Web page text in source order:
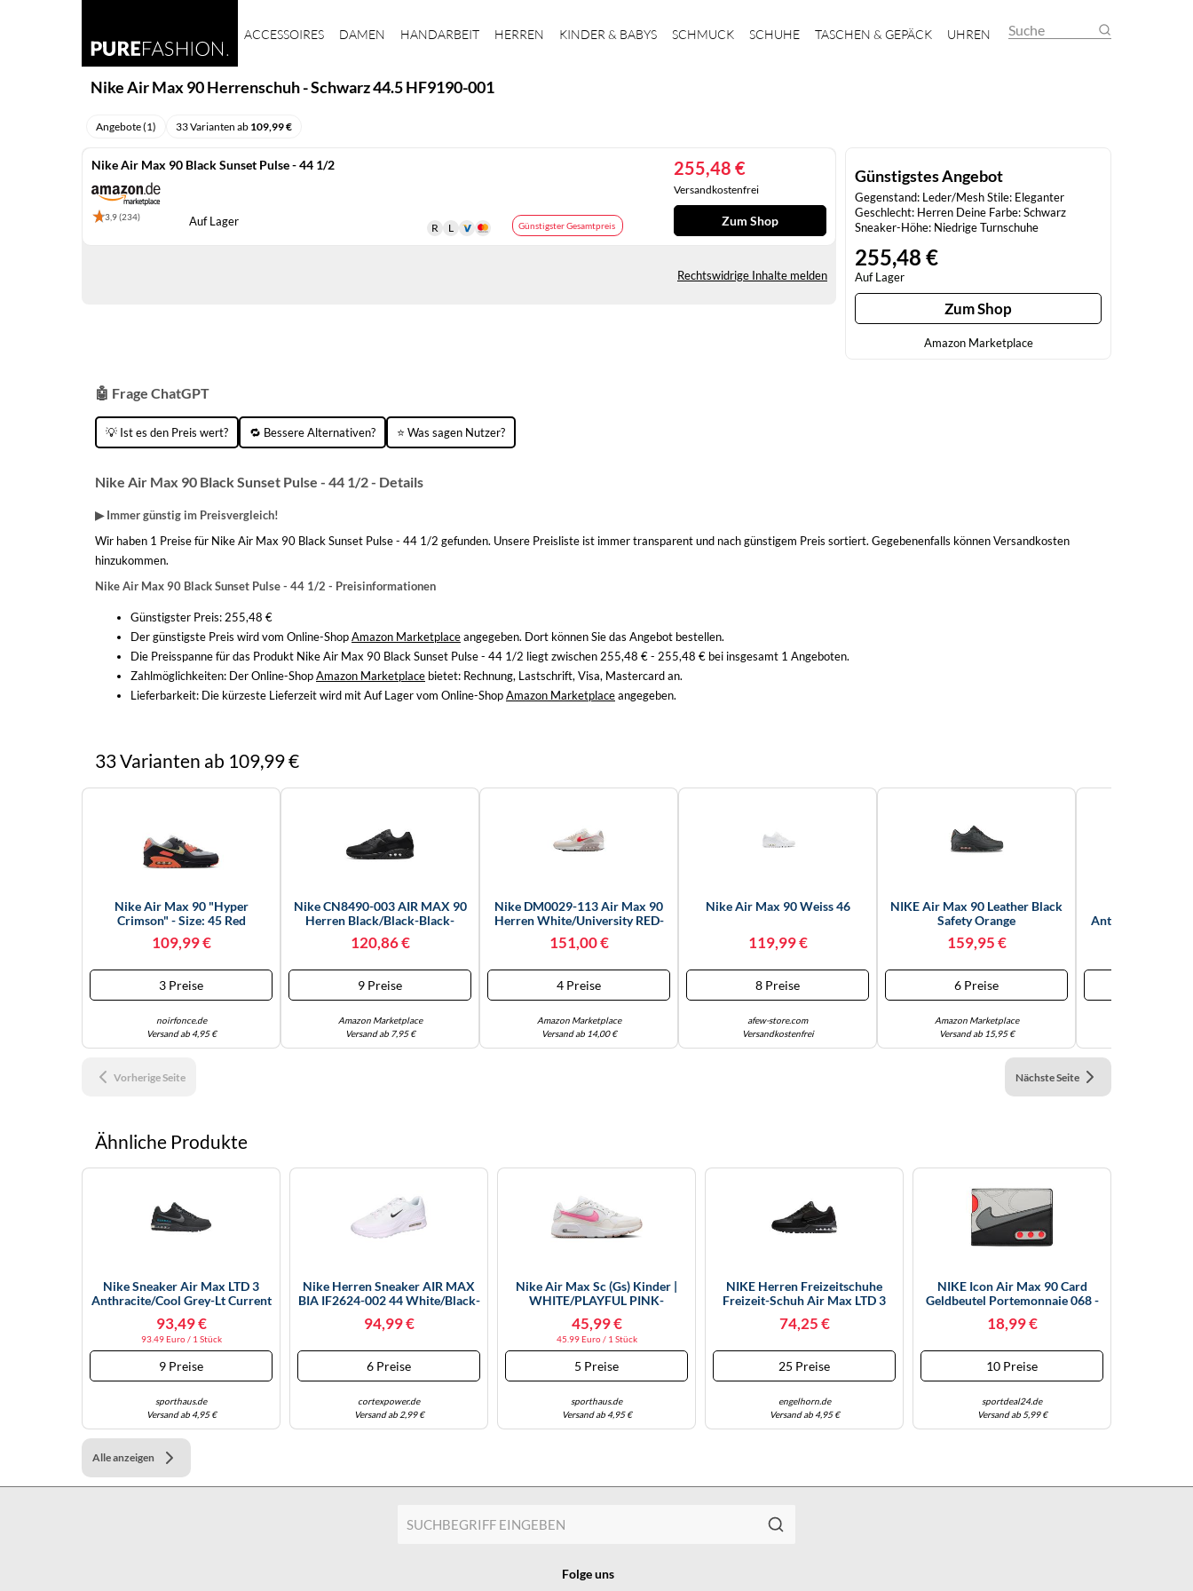
ACCESSOIRES DAMEN HANDARBEIT HERREN KINDER & BABYS SCHMUCK SCHUHE TASCHEN & GEPÄCK UHREN Suche
Nike Air Max 90 Herrenschuh - Schwarz 44.5 HF9190-001
Angebote (1) 33 Varianten ab 109,99 €
Nike Air Max 90 Black Sunset Pulse - 44 1/2
3,9 (234)
Günstigster Gesamtpreis
Auf Lager
255,48 €
Versandkostenfrei
Zum Shop
Rechtswidrige Inhalte melden
Günstigstes Angebot
Gegenstand: Leder/Mesh Stile: Eleganter
Geschlecht: Herren Deine Farbe: Schwarz
Sneaker-Höhe: Niedrige Turnschuhe
255,48 €
Auf Lager
Zum Shop
Amazon Marketplace
🤖 Frage ChatGPT
💡 Ist es den Preis wert? 🔁 Bessere Alternativen? ⭐ Was sagen Nutzer?
Nike Air Max 90 Black Sunset Pulse - 44 1/2 - Details
▶ Immer günstig im Preisvergleich!
Wir haben 1 Preise für Nike Air Max 90 Black Sunset Pulse - 44 1/2 gefunden. Unsere Preisliste ist immer transparent und nach günstigem Preis sortiert. Gegebenenfalls können Versandkosten
hinzukommen.
Nike Air Max 90 Black Sunset Pulse - 44 1/2 - Preisinformationen
Günstigster Preis: 255,48 €
Der günstigste Preis wird vom Online-ShopAmazon Marketplaceangegeben. Dort können Sie das Angebot bestellen.
Die Preisspanne für das Produkt Nike Air Max 90 Black Sunset Pulse - 44 1/2 liegt zwischen 255,48 € - 255,48 € bei insgesamt 1 Angeboten.
Zahlmöglichkeiten: Der Online-ShopAmazon Marketplace bietet: Rechnung, Lastschrift, Visa, Mastercard an.
Lieferbarkeit: Die kürzeste Lieferzeit wird mit Auf Lager vom Online-ShopAmazon Marketplaceangegeben.
33 Varianten ab 109,99 €
Nike Air Max 90 "Hyper
Crimson" - Size: 45 Red
109,99 €
3 Preise
noirfonce.de
Versand ab 4,95 €
Nike CN8490-003 AIR MAX 90
Herren Black/Black-Black-
White EU 42
120,86 €
9 Preise
Amazon Marketplace
Versand ab 7,95 €
Nike DM0029-113 Air Max 90
Herren White/University RED-
College Grey EU 42
151,00 €
4 Preise
Amazon Marketplace
Versand ab 14,00 €
Nike Air Max 90 Weiss 46
119,99 €
8 Preise
afew-store.com
Versandkostenfrei
NIKE Air Max 90 Leather Black
Safety Orange
159,95 €
6 Preise
Amazon Marketplace
Versand ab 15,95 €
Anthracite/Green
Vorherige Seite Nächste Seite
Ähnliche Produkte
Nike Sneaker Air Max LTD 3
Anthracite/Cool Grey-Lt Current
93,49 €
93.49 Euro / 1 Stück
9 Preise
sporthaus.de
Versand ab 4,95 €
Nike Herren Sneaker AIR MAX
BIA IF2624-002 44 White/Black-
94,99 €
6 Preise
cortexpower.de
Versand ab 2,99 €
Nike Air Max Sc (Gs) Kinder |
WHITE/PLAYFUL PINK-
45,99 €
45.99 Euro / 1 Stück
5 Preise
sporthaus.de
Versand ab 4,95 €
NIKE Herren Freizeitschuhe
Freizeit-Schuh Air Max LTD 3
BLACK
74,25 €
25 Preise
engelhorn.de
Versand ab 4,95 €
NIKE Icon Air Max 90 Card
Geldbeutel Portemonnaie 068 -
18,99 €
10 Preise
sportdeal24.de
Versand ab 5,99 €
Alle anzeigen
Folge uns